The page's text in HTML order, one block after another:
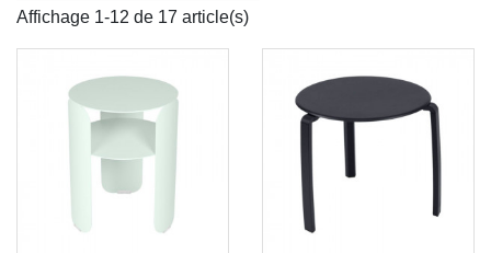
Affichage 1-12 de 17 article(s)